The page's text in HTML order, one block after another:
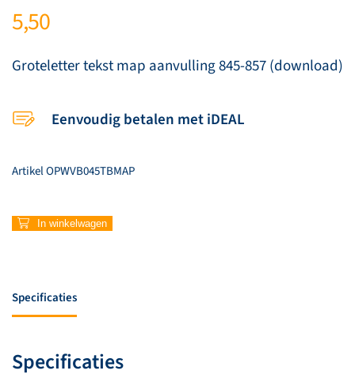
5,50
Groteletter tekst map aanvulling 845-857 (download)
Eenvoudig betalen met iDEAL
ArtikelOPWVB045TBMAP
Groteletter
857
In winkelwagen
Specificaties
Specificaties